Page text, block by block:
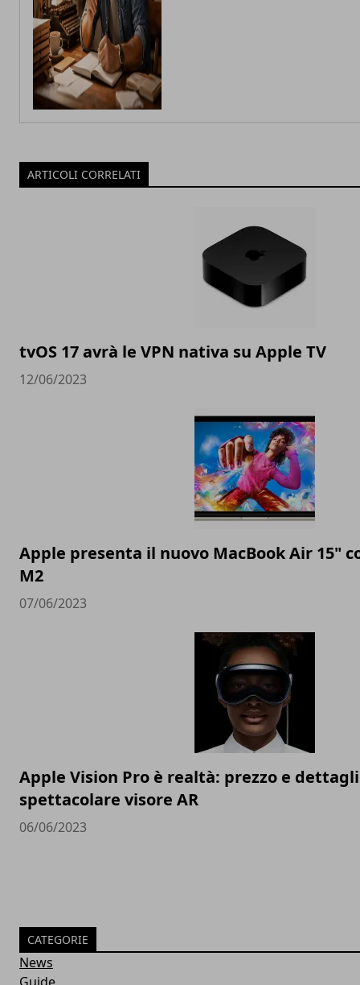
ARTICOLI CORRELATI
tvOS 17 avrà le VPN nativa su Apple TV
12/06/2023
Apple presenta il nuovo MacBook Air 15"
M2
07/06/2023
Apple Vision Pro è realtà: prezzo e
spettacolare visore AR
06/06/2023
CATEGORIE
News